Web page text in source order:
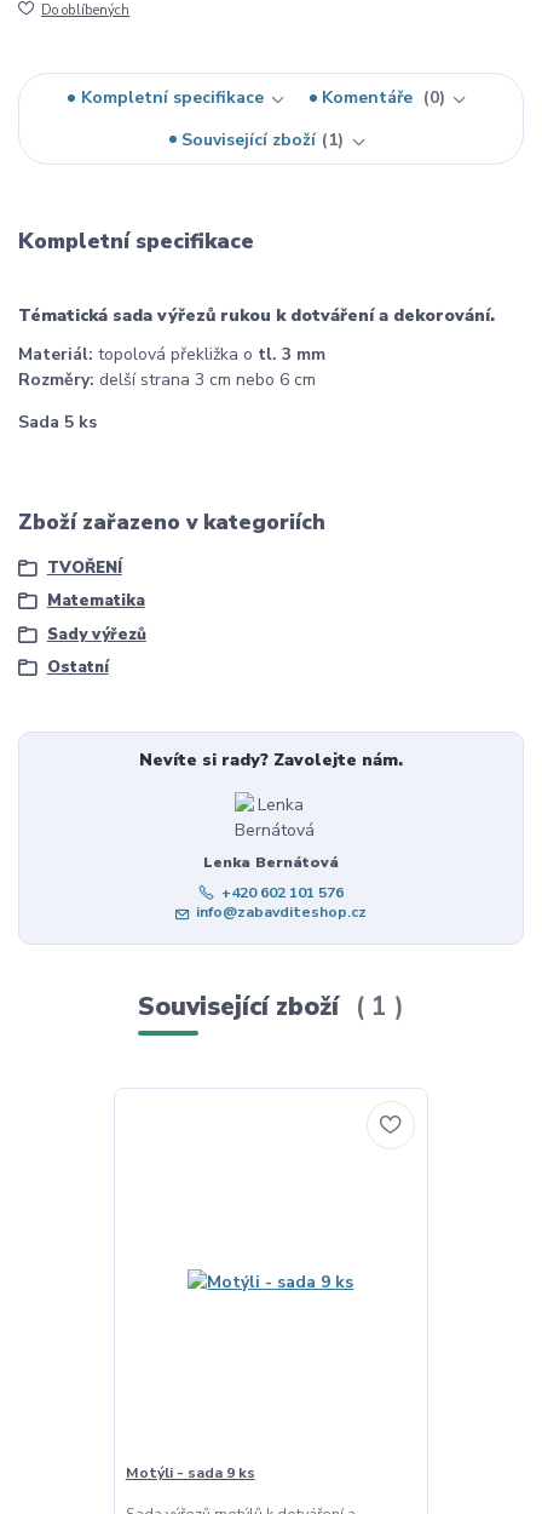
Do oblíbených
Kompletní specifikace Komentáře
0
Související zboží
1
Kompletní specifikace
Tématická sada výřezů rukou k dotváření a dekorování.
Materiál: topolová překližka o tl. 3 mm
Rozměry: delší strana 3 cm nebo 6 cm
Sada 5 ks
Zboží zařazeno v kategoriích
TVOŘENÍ
Matematika
Sady výřezů
Ostatní
Nevíte si rady? Zavolejte nám.
Lenka Bernátová
+420 602 101 576
info@zabavditeshop.cz
Související zboží 1
Motýli - sada 9 ks